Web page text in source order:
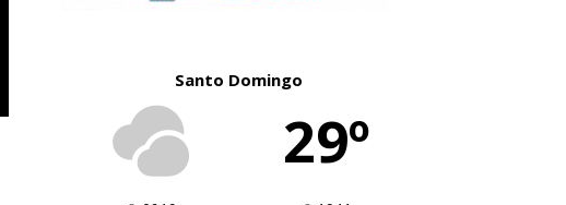
Santo Domingo
29º